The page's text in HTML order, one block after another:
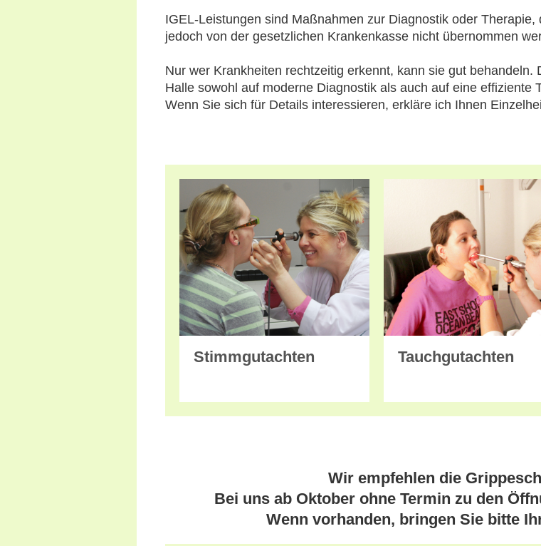
IGEL-Leistungen sind Maßnahmen zur Diagnostik oder
jedoch von der gesetzlichen Krankenkasse nicht übernommen
Nur wer Krankheiten rechtzeitig erkennt, kann sie gut
Halle sowohl auf moderne Diagnostik als auch auf eine effiziente
Wenn Sie sich für Details interessieren, erkläre ich Ihnen
Stimmgutachten Tauchgutachten
Wir empfehlen die
Bei uns ab Oktober ohne Termin zu den
Wenn vorhanden, bringen Sie bitte